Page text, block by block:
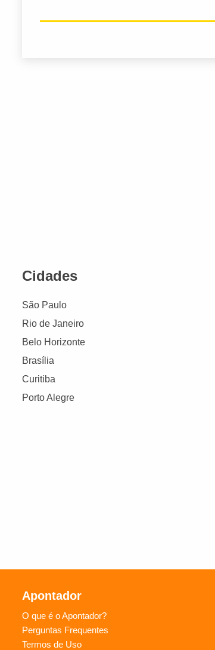
Cidades
São Paulo
Rio de Janeiro
Belo Horizonte
Brasília
Curitiba
Porto Alegre
Apontador
O que é o Apontador?
Perguntas Frequentes
Termos de Uso